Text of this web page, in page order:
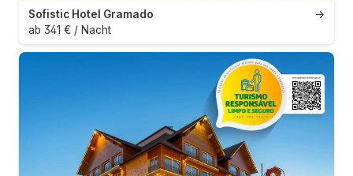
→
Sofistic Hotel Gramado
ab 341 € / Nacht